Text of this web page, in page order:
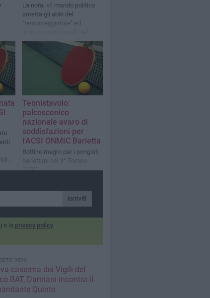
La nota: «Il mondo politico
smetta gli abiti del
"temporeggiatore" ed
"soccorritore"»
Tennistavolo:
palcoscenico
nazionale avaro di
soddisfazioni per
l'ACSI ONMIC Barletta
Bottino magro per i pongisti
barlettani nel 3° Torneo
FITET
Iscriviti
e la privacy policy
2026
caserma dei Vigili del
BAT, Damiani incontra il
Quinto